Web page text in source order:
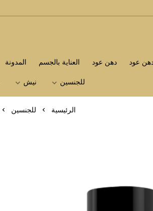
عود دهن عود العناية بالجسم المدونة
للجنسين نيش
الرئيسية للجنسين